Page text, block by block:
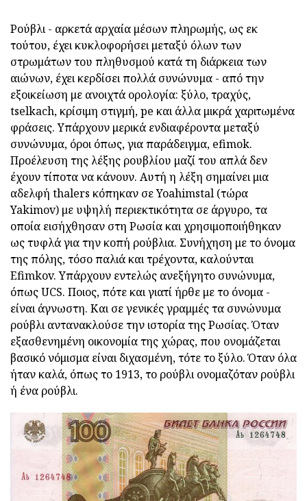
Ρούβλι - αρκετά αρχαία μέσων πληρωμής, ως εκ
τούτου, έχει κυκλοφορήσει μεταξύ όλων των
στρωμάτων του πληθυσμού κατά τη διάρκεια των
αιώνων, έχει κερδίσει πολλά συνώνυμα - από την
εξοικείωση με ανοιχτά ορολογία: ξύλο, τραχύς,
tselkach, κρίσιμη στιγμή, pe και άλλα μικρά χαριτωμένα
φράσεις. Υπάρχουν μερικά ενδιαφέροντα μεταξύ
συνώνυμα, όροι όπως, για παράδειγμα, efimok.
Προέλευση της λέξης ρουβλίου μαζί του απλά δεν
έχουν τίποτα να κάνουν. Αυτή η λέξη σημαίνει μια
αδελφή thalers κόπηκαν σε Yoahimstal (τώρα
Yakimov) με υψηλή περιεκτικότητα σε άργυρο, τα
οποία εισήχθησαν στη Ρωσία και χρησιμοποιήθηκαν
ως τυφλά για την κοπή ρούβλια. Συνήχηση με το όνομα
της πόλης, τόσο παλιά και τρέχοντα, καλούνται
Efimkov. Υπάρχουν εντελώς ανεξήγητο συνώνυμα,
όπως UCS. Ποιος, πότε και γιατί ήρθε με το όνομα -
είναι άγνωστη. Και σε γενικές γραμμές τα συνώνυμα
ρούβλι αντανακλούσε την ιστορία της Ρωσίας. Όταν
εξασθενημένη οικονομία της χώρας, που ονομάζεται
βασικό νόμισμα είναι διχασμένη, τότε το ξύλο. Όταν όλα
ήταν καλά, όπως το 1913, το ρούβλι ονομαζόταν ρούβλι
ή ένα ρούβλι.